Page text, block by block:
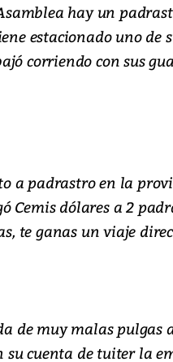
hay un
estacionado uno de
corriendo con sus
a padrastro en la
Cemis dólares a 2
te ganas un viaje
de muy malas pulgas
su cuenta de tuiter la